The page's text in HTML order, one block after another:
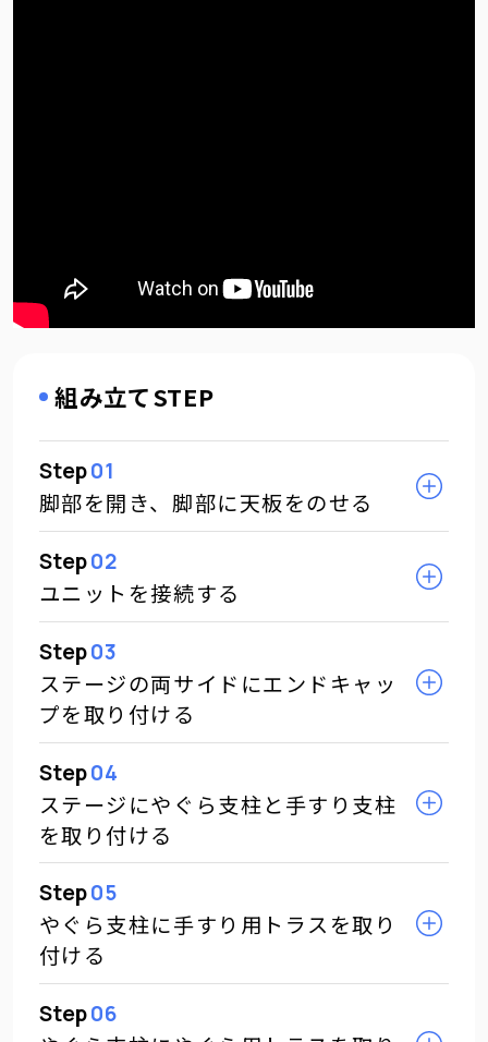
組み立てSTEP
Step01
脚部を開き、脚部に天板をのせる
Step02
ユニットを接続する
Step03
ステージの両サイドにエンドキャッ
プを取り付ける
Step04
ステージにやぐら支柱と手すり支柱
を取り付ける
Step05
やぐら支柱に手すり用トラスを取り
付ける
Step06